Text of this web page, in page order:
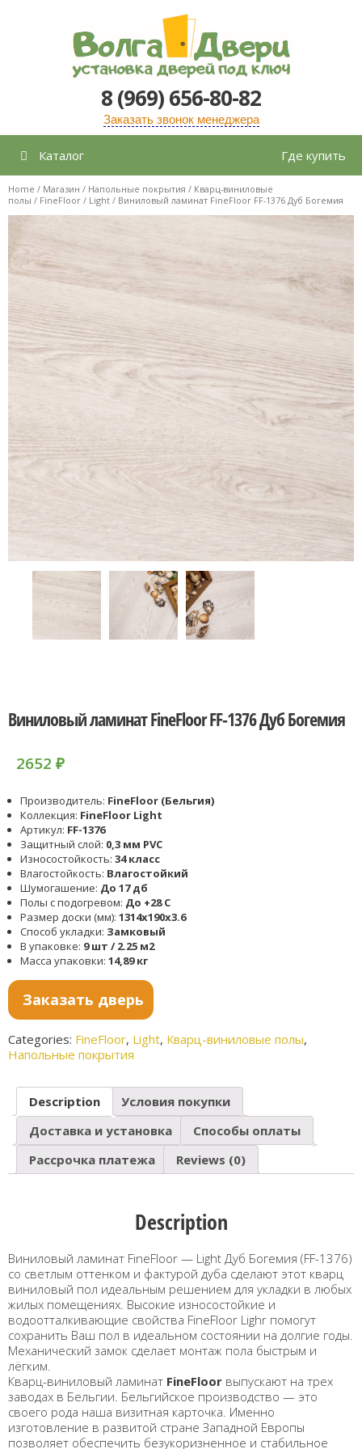
содержимому
8 (969) 656-80-82
Заказать звонок менеджера
Каталог Где купить
Home / Магазин / Напольные покрытия / Кварц-виниловые
полы / FineFloor / Light / Виниловый ламинат FineFloor FF-1376 Дуб Богемия
Виниловый ламинат FineFloor FF-1376 Дуб Богемия
2652 ₽
Производитель: FineFloor (Бельгия)
Коллекция: FineFloor Light
Артикул: FF-1376
Защитный слой: 0,3 мм PVC
Износостойкость: 34 класс
Влагостойкость: Влагостойкий
Шумогашение: До 17 дб
Полы с подогревом: До +28 С
Размер доски (мм): 1314x190x3.6
Способ укладки: Замковый
В упаковке: 9 шт / 2.25 м2
Масса упаковки: 14,89 кг
Заказать дверь
Categories: FineFloor, Light, Кварц-виниловые полы,
Напольные покрытия
Description
Условия покупки
Доставка и установка
Способы оплаты
Рассрочка платежа
Reviews (0)
Description
Виниловый ламинат FineFloor — Light Дуб Богемия (FF-1376)
cо светлым оттенком и фактурой дуба сделают этот кварц
виниловый пол идеальным решением для укладки в любых
жилых помещениях. Высокие износостойкие и
водоотталкивающие свойства FineFloor Lighr помогут
сохранить Ваш пол в идеальном состоянии на долгие годы.
Механический замок сделает монтаж пола быстрым и
лёгким.
Кварц-виниловый ламинат FineFloor выпускают на трех
заводах в Бельгии. Бельгийское производство — это
своего рода наша визитная карточка. Именно
изготовление в развитой стране Западной Европы
позволяет обеспечить безукоризненное и стабильное